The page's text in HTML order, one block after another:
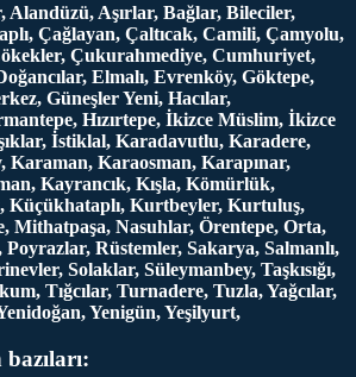
Alandüzü, Aşırlar, Bağlar, Bileciler,
Çağlayan, Çaltıcak, Camili, Çamyolu,
Çukurahmediye, Cumhuriyet,
Elmalı, Evrenköy, Göktepe,
Güneşler Yeni, Hacılar,
Hızırtepe, İkizce Müslim, İkizce
İstiklal, Karadavutlu, Karadere,
Karaman, Karaosman, Karapınar,
Kayrancık, Kışla, Kömürlük,
Küçükhataplı, Kurtbeyler, Kurtuluş,
Mithatpaşa, Nasuhlar, Örentepe, Orta,
Rüstemler, Sakarya, Salmanlı,
Solaklar, Süleymanbey, Taşkısığı,
Tığcılar, Turnadere, Tuzla, Yağcılar,
Yenigün, Yeşilyurt,